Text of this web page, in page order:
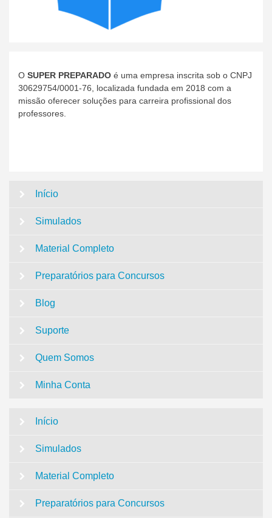
O SUPER PREPARADO é uma empresa inscrita sob o CNPJ
30629754/0001-76, localizada fundada em 2018 com a
missão oferecer soluções para carreira profissional dos
professores.
Início
Simulados
Material Completo
Preparatórios para Concursos
Blog
Suporte
Quem Somos
Minha Conta
Início
Simulados
Material Completo
Preparatórios para Concursos